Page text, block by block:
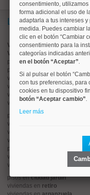
Lo más buscado
Valorar vivienda online
Vender piso
pisos en chamberí
pisos en
viviendas enargüelles
viviendas entetuán
viviendas encuatro caminos
viviendas en chamartín
pisos en rios rosas
viviendas en
viviendas en
viviendas en
pisos en
viviendas en
viviendas en
pisos enciudad jardín
viviendas en retiro
consentimiento,
forma adicional el uso de
adaptarla a tus intereses
medida. Puedes cambiar
clic en el botón “Cambiar
consentimiento para la
categorías indicadas
en el botón “Aceptar”.
Si al pulsar el botón
con tus preferencias, para
cookies en tu dispositivo
botón “Aceptar cambio”.
Leer más